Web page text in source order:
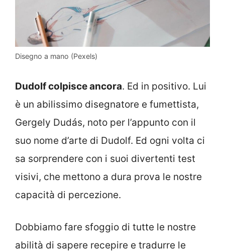
Disegno a mano (Pexels)
Dudolf colpisce ancora. Ed in positivo. Lui
è un abilissimo disegnatore e fumettista,
Gergely Dudás, noto per l’appunto con il
suo nome d’arte di Dudolf. Ed ogni volta ci
sa sorprendere con i suoi divertenti test
visivi, che mettono a dura prova le nostre
capacità di percezione.
Dobbiamo fare sfoggio di tutte le nostre
abilità di sapere recepire e tradurre le